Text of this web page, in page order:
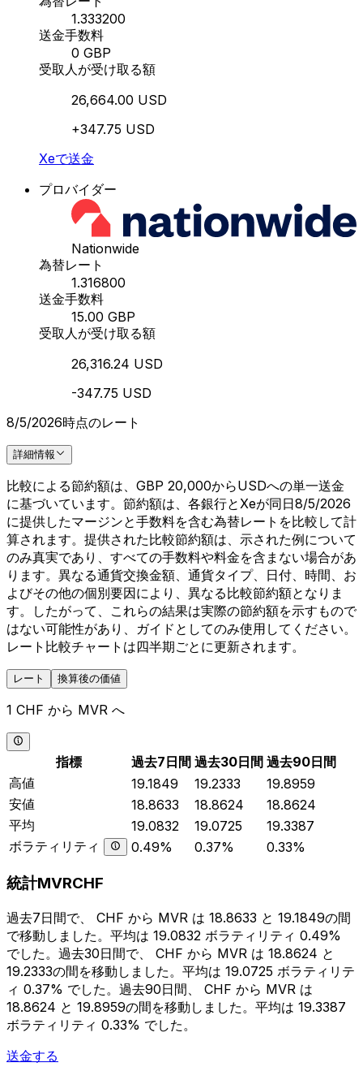
1.333200
送金手数料
0 GBP
受取人が受け取る額
26,664.00 USD
+347.75 USD
Xeで送金
プロバイダー
Nationwide
為替レート
1.316800
送金手数料
15.00 GBP
受取人が受け取る額
26,316.24 USD
-347.75 USD
8/5/2026時点のレート
詳細情報
比較による節約額は、GBP 20,000からUSDへの単一送金
に基づいています。節約額は、各銀行とXeが同日8/5/2026
に提供したマージンと手数料を含む為替レートを比較して計
算されます。提供された比較節約額は、示された例について
のみ真実であり、すべての手数料や料金を含まない場合があ
ります。異なる通貨交換金額、通貨タイプ、日付、時間、お
よびその他の個別要因により、異なる比較節約額となりま
す。したがって、これらの結果は実際の節約額を示すもので
はない可能性があり、ガイドとしてのみ使用してください。
レート比較チャートは四半期ごとに更新されます。
レート 換算後の価値
1 CHF から MVR へ
指標 過去7日間 過去30日間 過去90日間
高値
19.1849 19.2333
19.8959
安値
18.8633 18.8624
18.8624
平均
19.0832 19.0725
19.3387
ボラティリティ
0.49% 0.37% 0.33%
統計MVRCHF
過去7日間で、 CHF から MVR は 18.8633 と 19.1849の間
で移動しました。平均は 19.0832 ボラティリティ 0.49%
でした。過去30日間で、 CHF から MVR は 18.8624 と
19.2333の間を移動しました。平均は 19.0725 ボラティリテ
ィ 0.37% でした。過去90日間、 CHF から MVR は
18.8624 と 19.8959の間を移動しました。平均は 19.3387
ボラティリティ 0.33% でした。
送金する